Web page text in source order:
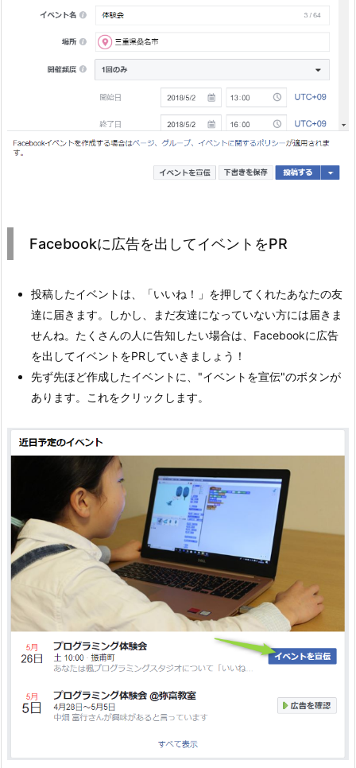
Facebookに広告を出してイベントをPR
投稿したイベントは、「いいね！」を押してくれたあなたの友
達に届きます。しかし、まだ友達になっていない方には届きま
せんね。たくさんの人に告知したい場合は、Facebookに広告
を出してイベントをPRしていきましょう！
先ず先ほど作成したイベントに、"イベントを宣伝"のボタンが
あります。これをクリックします。